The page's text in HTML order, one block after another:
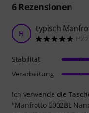
6Rezensionen
H typisch
Ich verwende die
"Manfrotto 5002BL
Stabilität
Verarbeitung